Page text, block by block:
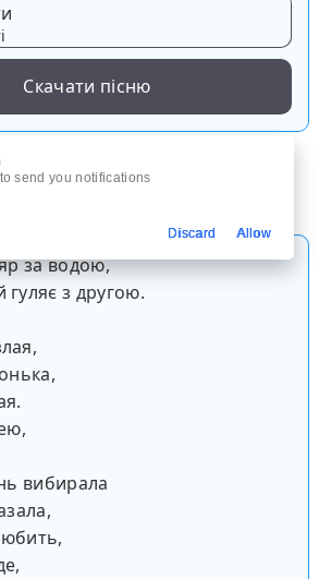
Скачати пісню
за водою,
з другою.
вибирала
send you notifications
Discard Allow